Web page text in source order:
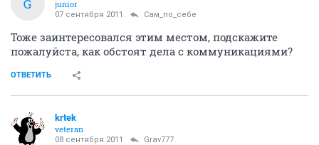
G
junior
07 сентября 2011 Сам_по_себе
Тоже заинтересовался этим местом, подскажите
пожалуйста, как обстоят дела с коммуникациями?
ОТВЕТИТЬ
krtek
veteran
08 сентября 2011 Grav777